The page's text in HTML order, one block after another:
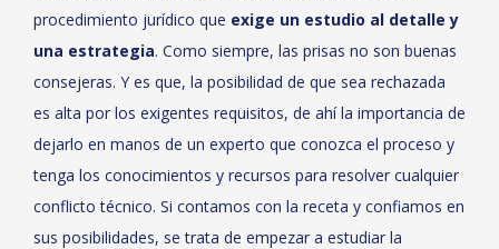
procedimiento jurídico que exige un estudio al detalle y
una estrategia. Como siempre, las prisas no son buenas
consejeras. Y es que, la posibilidad de que sea rechazada
es alta por los exigentes requisitos, de ahí la importancia de
dejarlo en manos de un experto que conozca el proceso y
tenga los conocimientos y recursos para resolver cualquier
conflicto técnico. Si contamos con la receta y confiamos en
sus posibilidades, se trata de empezar a estudiar la